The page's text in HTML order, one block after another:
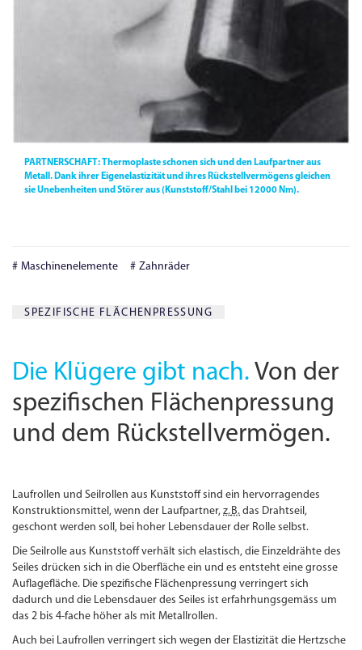
PARTNERSCHAFT:Thermoplaste schonen sich und den Laufpartner aus
Metall. Dank ihrer Eigenelastizität und ihres Rückstell­vermögens gleichen
sie Unebenheiten und Störer aus (Kunststoff/Stahl bei 12000 Nm).
Maschinenelemente Zahnräder
SPEZIFISCHE FLÄCHENPRESSUNG
Die Klügere gibt nach. Von der
spezifischen Flächen­pressung
und dem Rückstell­vermögen.
Laufrollen und Seilrollen aus Kunststoff sind ein hervorragendes
Konstruktionsmittel, wenn der Laufpartner,z. B. das Drahtseil,
geschont werden soll, bei hoher Lebensdauer der Rolle selbst.
Die Seilrolle aus Kunststoff verhält sich elastisch, die Einzeldrähte des
Seiles drücken sich in die Oberfläche ein und es entsteht eine grosse
Auflagefläche. Die spezifische Flächen­pressung verringert sich
dadurch und die Lebensdauer des Seiles ist erfahrhungsgemäss um
das 2 bis 4-fache höher als mit Metallrollen.
Auch bei Laufrollen verringert sich wegen der Elastizität die Hertzsche